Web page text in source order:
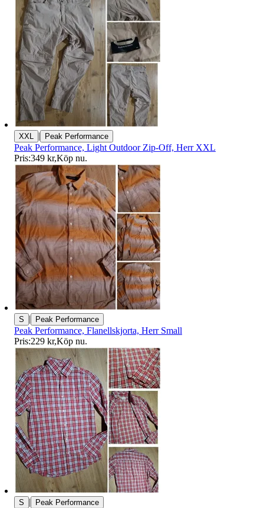
XXL | Peak Performance
Peak Performance, Light Outdoor Zip-Off, Herr XXL
Pris:349 kr,Köp nu.
S | Peak Performance
Peak Performance, Flanellskjorta, Herr Small
Pris:229 kr,Köp nu.
S | Peak Performance